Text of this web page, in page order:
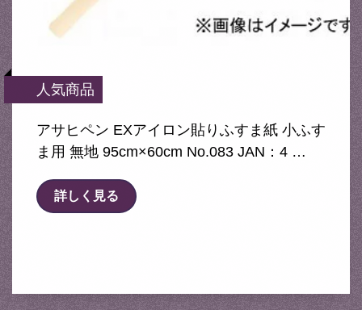
人気商品
アサヒペン EXアイロン貼りふすま紙 小ふす
ま用 無地 95cm×60cm No.083 JAN：4 …
詳しく見る